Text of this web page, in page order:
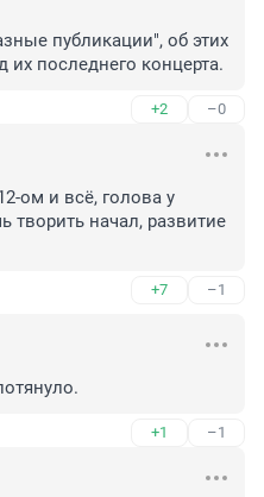
публикации", об этих
их последнего концерта.
+2 –0
ом и всё, голова у
творить начал, развитие
+7 –1
+1 –1